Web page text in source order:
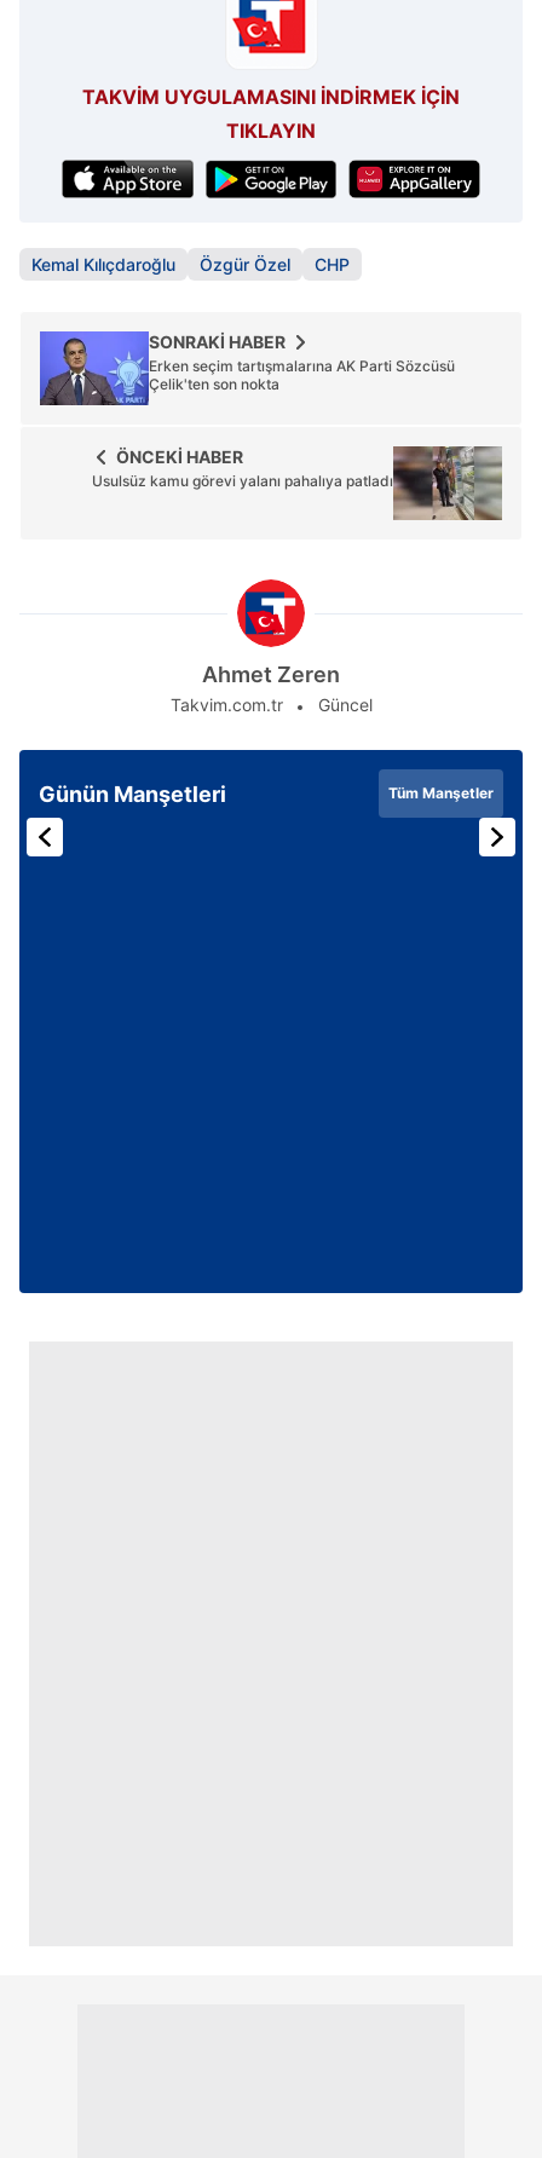
TAKVİM UYGULAMASINI İNDİRMEK İÇİN
TIKLAYIN
Kemal Kılıçdaroğlu Özgür Özel CHP
SONRAKİ HABER
Erken seçim tartışmalarına AK Parti Sözcüsü
Çelik'ten son nokta
ÖNCEKİ HABER
Usulsüz kamu görevi yalanı pahalıya patladı
Ahmet Zeren
Takvim.com.tr Güncel
Günün Manşetleri Tüm Manşetler